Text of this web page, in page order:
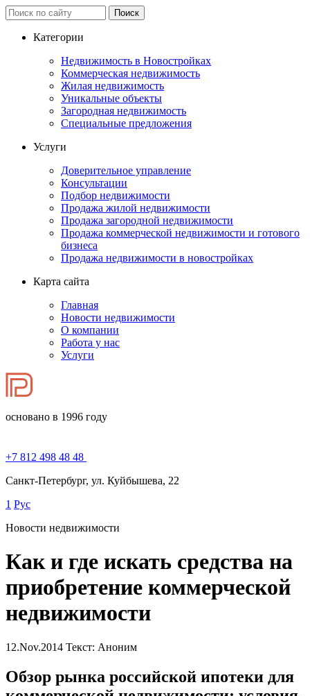
Категории
Недвижимость в Новостройках
Коммерческая недвижимость
Жилая недвижимость
Уникальные объекты
Загородная недвижимость
Специальные предложения
Услуги
Доверительное управление
Консультации
Подбор недвижимости
Продажа жилой недвижимости
Продажа загородной недвижимости
Продажа коммерческой недвижимости и готового
бизнеса
Продажа недвижимости в новостройках
Карта сайта
Главная
Новости недвижимости
О компании
Работа у нас
Услуги
основано в 1996 году
+7 812 498 48 48
Санкт-Петербург, ул. Куйбышева, 22
1 Рус
Новости недвижимости
Как и где искать средства на
приобретение коммерческой
недвижимости
12.Nov.2014 Текст: Аноним
Обзор рынка российской ипотеки для